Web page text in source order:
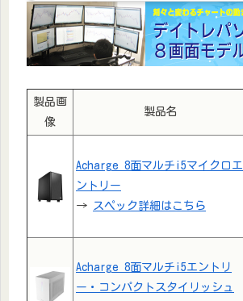
製品画
像
製品名
Acharge 8面マルチi5マイクロエ
ントリー
→
スペック詳細はこちら
Acharge 8面マルチi5エントリ
ー・コンパクトスタイリッシュ